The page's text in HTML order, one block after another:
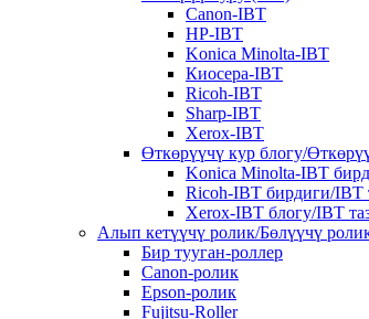
Canon-IBT
HP-IBT
Konica Minolta-IBT
Киосера-IBT
Ricoh-IBT
Sharp-IBT
Xerox-IBT
Өткөрүүчү кур блогу/
Konica Minolta-IBT
Ricoh-IBT бирдиги/IBT
Xerox-IBT блогу/IBT
Алып кетүүчү ролик/Бөлүүчү
Бир тууган-роллер
Canon-ролик
Epson-ролик
Fujitsu-Roller